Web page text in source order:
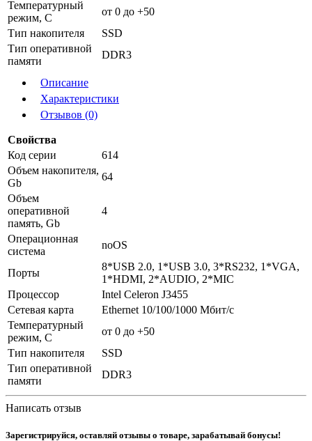
Температурный
режим, С
от 0 до +50
Тип накопителя
SSD
Тип оперативной
памяти
DDR3
Описание
Характеристики
Отзывов (0)
Свойства
Код серии
614
Объем накопителя,
Gb
64
Объем
оперативной
память, Gb
4
Операционная
система
noOS
Порты
8*USB 2.0, 1*USB 3.0, 3*RS232, 1*VGA,
1*HDMI, 2*AUDIO, 2*MIC
Процессор
Intel Celeron J3455
Сетевая карта
Ethernet 10/100/1000 Мбит/с
Температурный
режим, С
от 0 до +50
Тип накопителя
SSD
Тип оперативной
памяти
DDR3
Написать отзыв
Зарегистрируйся, оставляй отзывы о товаре, зарабатывай бонусы!